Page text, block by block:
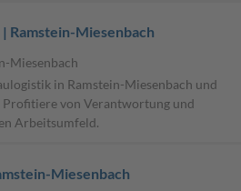
Ramstein-Miesenbach
Miesenbach
in Ramstein-Miesenbach und
Profitiere von Verantwortung und
Arbeitsumfeld.
Miesenbach